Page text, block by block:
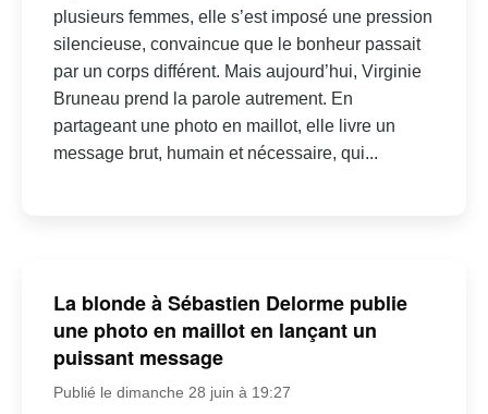
plusieurs femmes, elle s’est imposé une pression
silencieuse, convaincue que le bonheur passait
par un corps différent. Mais aujourd’hui, Virginie
Bruneau prend la parole autrement. En
partageant une photo en maillot, elle livre un
message brut, humain et nécessaire, qui...
La blonde à Sébastien Delorme publie
une photo en maillot en lançant un
puissant message
Publié le dimanche 28 juin à 19:27